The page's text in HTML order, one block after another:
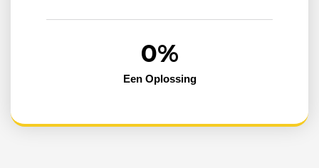
Een Oplossing
0%